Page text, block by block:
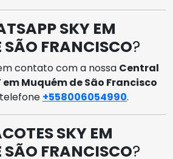
SKY EM
SÃO FRANCISCO?
contato com a nossa Central
em Muquém de São Francisco
+558006054990.
SKY EM
SÃO FRANCISCO?